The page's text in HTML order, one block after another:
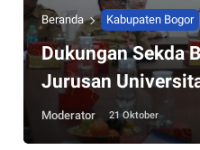
Beranda Kabupaten Bogor
Dukungan Sekda
Jurusan
Moderator 21 Oktober